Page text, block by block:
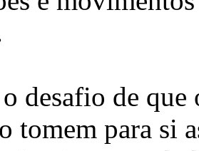
desafio de que
tomem para si